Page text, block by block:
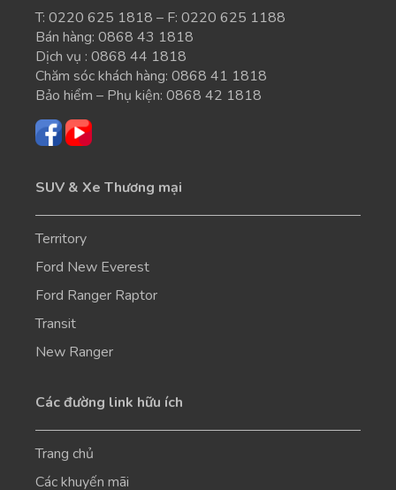
T: 0220 625 1818 – F: 0220 625 1188
Bán hàng: 0868 43 1818
Dịch vụ : 0868 44 1818
Chăm sóc khách hàng: 0868 41 1818
Bảo hiểm – Phụ kiện: 0868 42 1818
SUV & Xe Thương mại
Territory
Ford New Everest
Ford Ranger Raptor
Transit
New Ranger
Các đường link hữu ích
Trang chủ
Các khuyến mãi